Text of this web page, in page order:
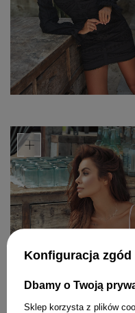
+
Konfiguracja zgód
Dbamy o Twoją
Sklep korzysta z plików